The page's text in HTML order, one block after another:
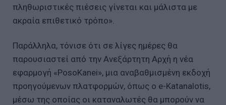
πληθωριστικές πιέσεις γίνεται και μάλιστα με
ακραία επιθετικό τρόπο».
Παράλληλα, τόνισε ότι σε λίγες ημέρες θα
παρουσιαστεί από την Ανεξάρτητη Αρχή η νέα
εφαρμογή «PosoKanei», μια αναβαθμισμένη εκδοχή
προηγούμενων πλατφορμών, όπως ο e-Katanalotis,
μέσω της οποίας οι καταναλωτές θα μπορούν να